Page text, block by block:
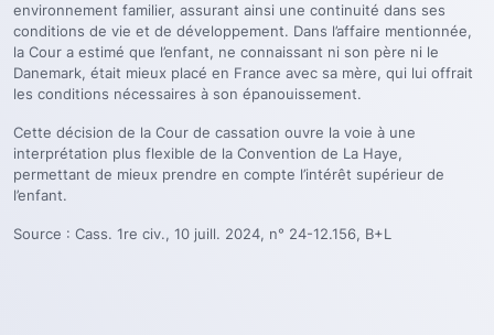
environnement familier, assurant ainsi une continuité dans ses
conditions de vie et de développement. Dans l’affaire mentionnée,
la Cour a estimé que l’enfant, ne connaissant ni son père ni le
Danemark, était mieux placé en France avec sa mère, qui lui offrait
les conditions nécessaires à son épanouissement.
Cette décision de la Cour de cassation ouvre la voie à une
interprétation plus flexible de la Convention de La Haye,
permettant de mieux prendre en compte l’intérêt supérieur de
l’enfant.
Source : Cass. 1re civ., 10 juill. 2024, n° 24-12.156, B+L